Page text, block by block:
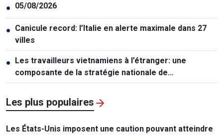
● 05/08/2026
● Canicule record: l’Italie en alerte maximale dans 27
villes
● Les travailleurs vietnamiens à l’étranger: une
composante de la stratégie nationale de
développement des ressources humaines
Les plus populaires
Les États-Unis imposent une caution pouvant atteindre